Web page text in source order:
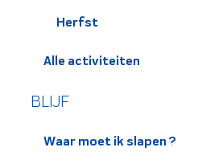
Herfst
Alle activiteiten
BLIJF
Waar moet ik slapen ?